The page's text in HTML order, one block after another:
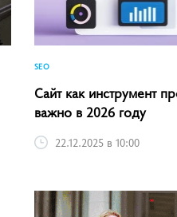
SEO
Сайт как инструмент
важно в 2026 году
22.12.2025 в 10:00